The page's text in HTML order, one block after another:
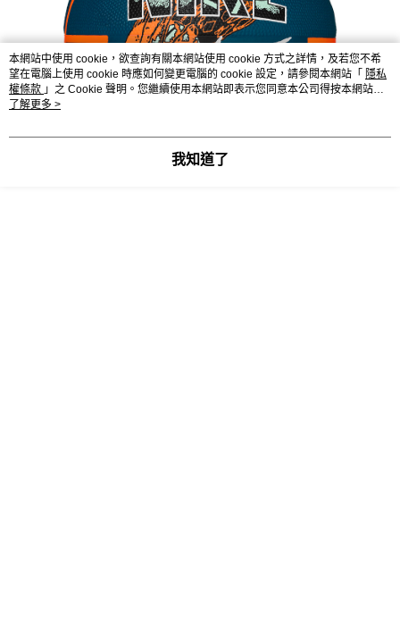
本網站中使用 cookie，欲查詢有關本網站使用 cookie 方式之詳情，及若您不希
望在電腦上使用 cookie 時應如何變更電腦的 cookie 設定，請參閱本網站「 隱私
權條款 」之 Cookie 聲明。您繼續使用本網站即表示您同意本公司得按本網站使
用條款之 Cookie 聲明使用 cookie。
了解更多 >
我知道了